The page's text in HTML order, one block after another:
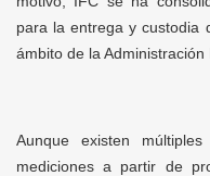
para la entrega y custodia
ámbito de la Administración
Aunque existen
mediciones a partir de